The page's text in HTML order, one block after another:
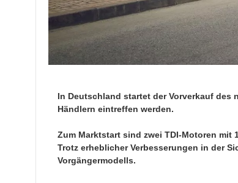
In Deutschland startet der Vorverkauf des
Händlern eintreffen werden.
Zum Marktstart sind zwei TDI-Motoren mit
Trotz erheblicher Verbesserungen in der
Vorgängermodells.